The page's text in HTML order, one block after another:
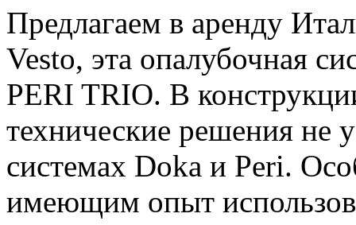
Предлагаем в аренду
Vesto, эта опалубочная
PERI TRIO. В
технические решения
системах Doka и Peri.
имеющим опыт